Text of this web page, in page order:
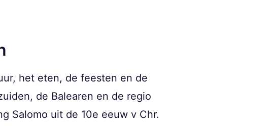
het eten, de feesten en de
de Balearen en de regio
Salomo uit de 10e eeuw v Chr.